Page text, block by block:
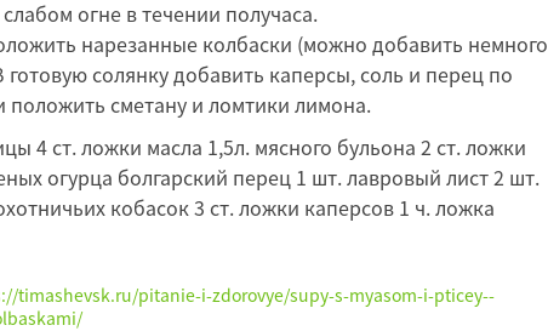
огне в течении получаса.
нарезанные колбаски (можно добавить немного
солянку добавить каперсы, соль и перец по
положить сметану и ломтики лимона.
4 ст. ложки масла 1,5л. мясного бульона 2 ст. ложки
огурца болгарский перец 1 шт. лавровый лист 2 шт.
кобасок 3 ст. ложки каперсов 1 ч. ложка
timashevsk.ru/pitanie-i-zdorovye/supy-s-myasom-i-pticey--